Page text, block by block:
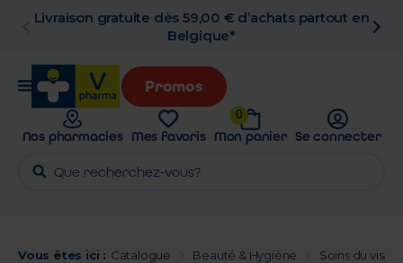
59,00 € d’achats partout en
Retrait en
Promos
Nos pharmacies Mes favoris
0
Mon panier Se connecter
Vous êtes ici : Catalogue Beauté & Hygiène Soins du